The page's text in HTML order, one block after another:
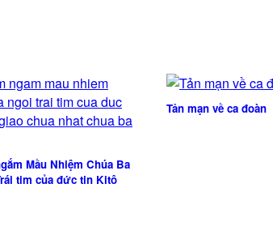
Mầu Nhiệm Chúa Ba
tim của đức tin Kitô
Tản mạn về ca đoàn